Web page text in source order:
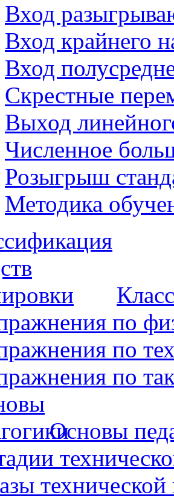
Вход
Вход крайнего
Вход
Скрестные
Выход
Численное
Розыгрыш
Методика
по
по
по
Основы
технической